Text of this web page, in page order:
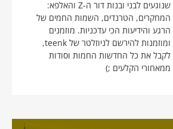
שנוגעים לבני ובנות דור ה-Z והאלפא:
המחקרים, הטרנדים, השמות החמים של
הרגע והידיעות הכי עדכניות. מוזמנים
ומוזמנות להירשם לניוזלטר של teenk,
לקבל את כל החדשות החמות וסודות
ממאחורי הקלעים ;)